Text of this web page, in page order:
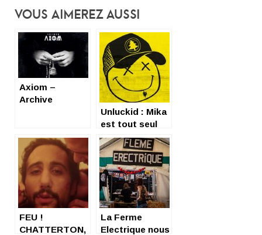
Vous Aimerez Aussi
Axiom –
Archive
Unluckid : Mika
est tout seul
FEU !
CHATTERTON,
La Ferme
Electrique nous